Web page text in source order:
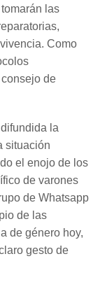
las
Como
de
la
situación
el enojo de los
de varones
de Whatsapp
de las
de género hoy,
gesto de